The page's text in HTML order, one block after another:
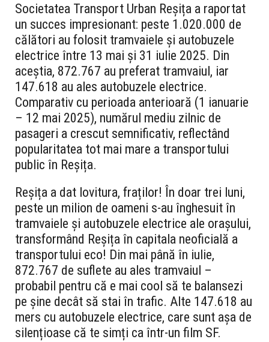
Societatea Transport Urban Reșița a raportat
un succes impresionant: peste 1.020.000 de
călători au folosit tramvaiele și autobuzele
electrice între 13 mai și 31 iulie 2025. Din
aceștia, 872.767 au preferat tramvaiul, iar
147.618 au ales autobuzele electrice.
Comparativ cu perioada anterioară (1 ianuarie
– 12 mai 2025), numărul mediu zilnic de
pasageri a crescut semnificativ, reflectând
popularitatea tot mai mare a transportului
public în Reșița.
Reșița a dat lovitura, fraților! În doar trei luni,
peste un milion de oameni s-au înghesuit în
tramvaiele și autobuzele electrice ale orașului,
transformând Reșița în capitala neoficială a
transportului eco! Din mai până în iulie,
872.767 de suflete au ales tramvaiul –
probabil pentru că e mai cool să te balansezi
pe șine decât să stai în trafic. Alte 147.618 au
mers cu autobuzele electrice, care sunt așa de
silențioase că te simți ca într-un film SF.